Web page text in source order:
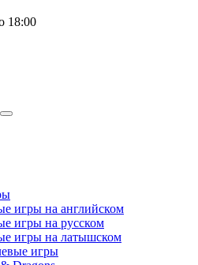
18:00
игры на английском
игры на русском
игры на латышском
игры